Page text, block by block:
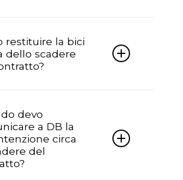
restituire la bici
dello scadere
scadenza per seri motivi,
forma scritta; in questo caso si
alla finanziaria il riconteggio
a saldo.
devo
a DB la
circa
del